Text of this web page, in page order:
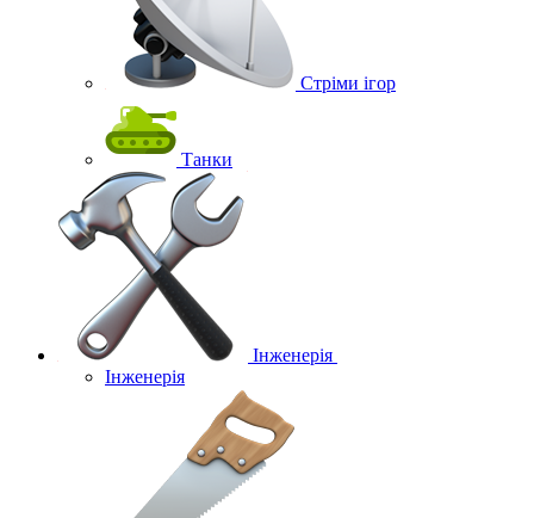
Стріми ігор
Танки
Інженерія
Інженерія